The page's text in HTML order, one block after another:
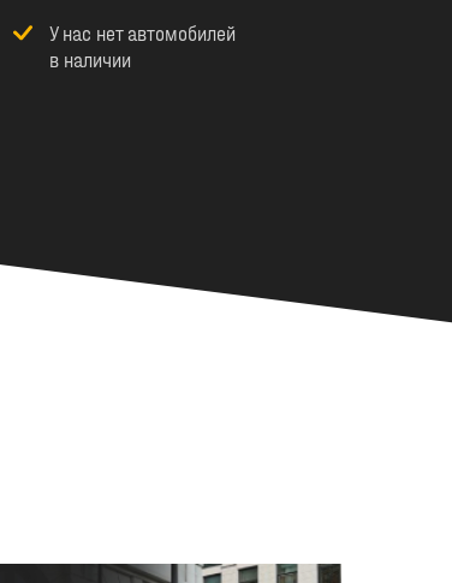
У нас нет автомобилей
в наличии